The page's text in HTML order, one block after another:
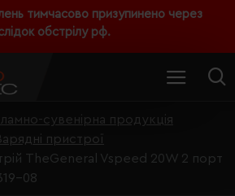
тимчасово призупинено через
обстрілу рф.
сувенірна продукція
пристрої
TheGeneral Vspeed 20W 2 порт
08